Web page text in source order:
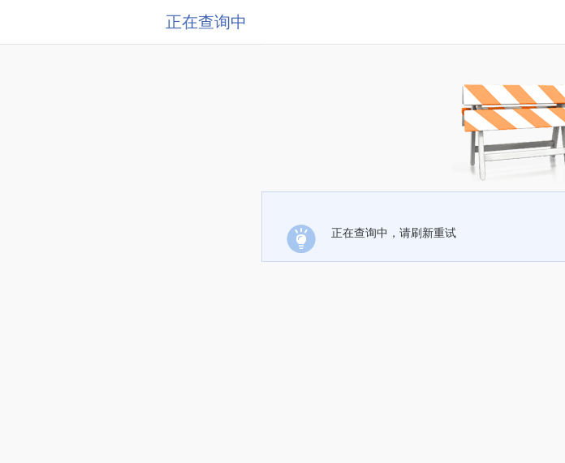
正在查询中
正在查询中，请刷新重试